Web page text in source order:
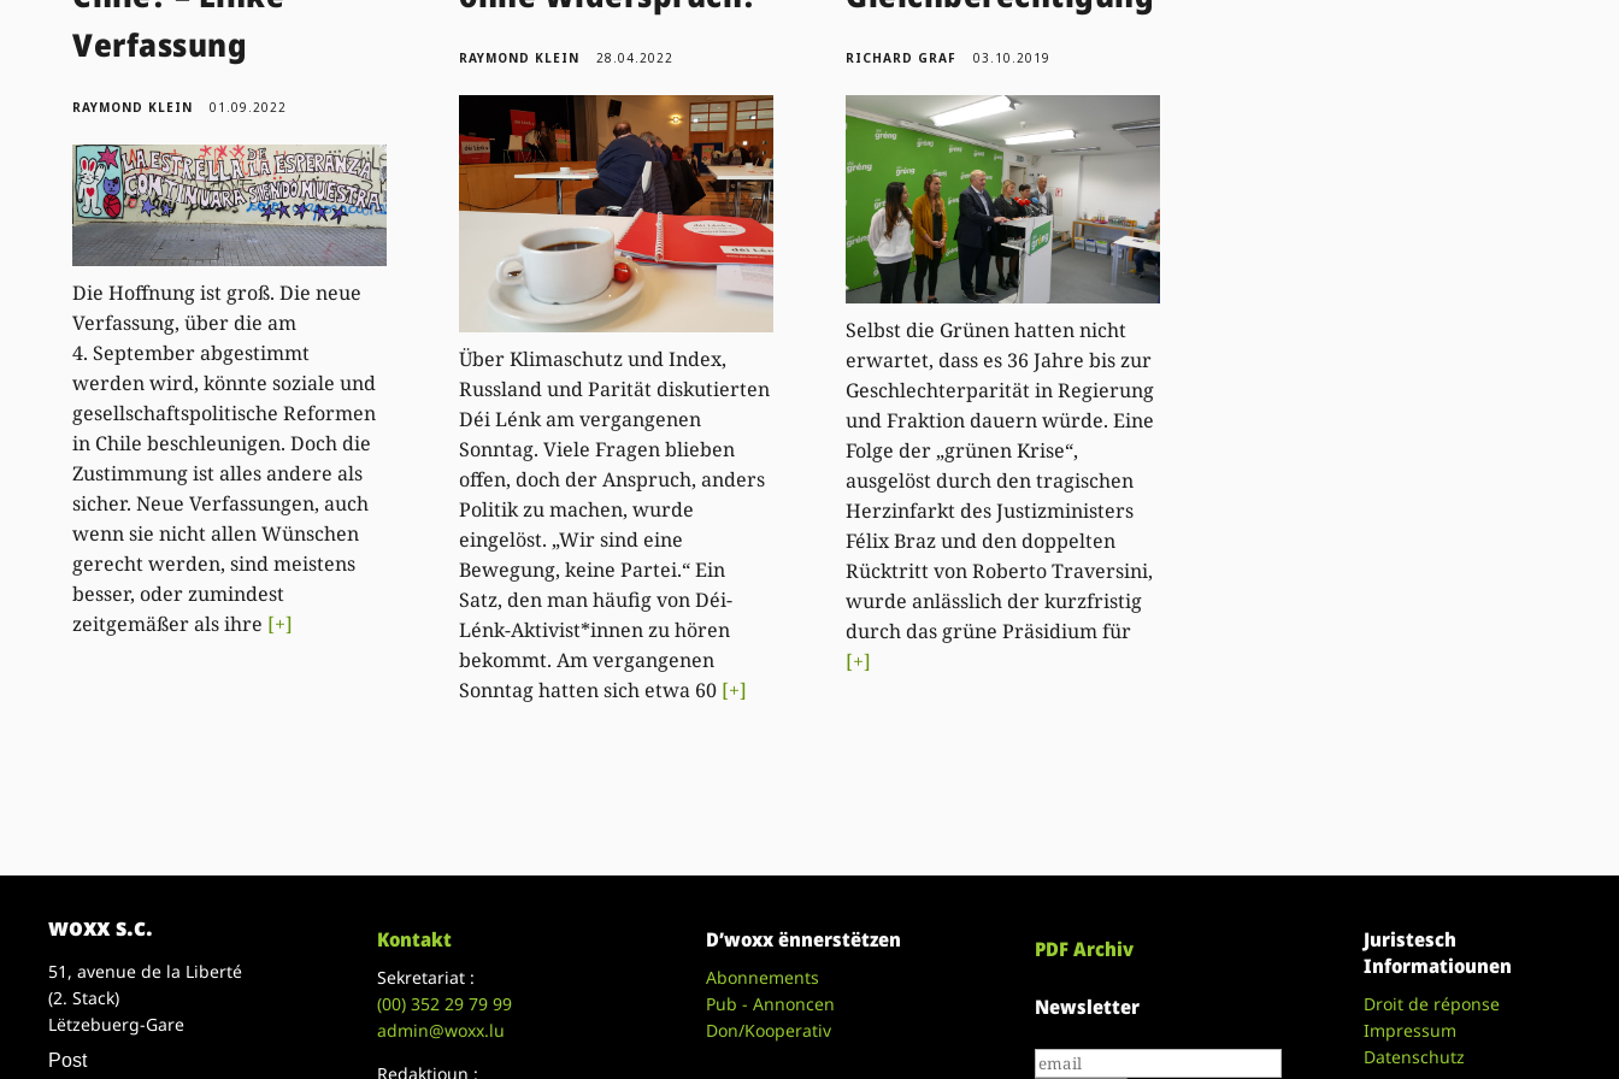
Verfassung
RAYMOND KLEIN 01.09.2022
Die Hoffnung ist groß. Die neue
Verfassung, über die am
4. September abgestimmt
werden wird, könnte soziale und
gesellschaftspolitische Reformen
in Chile beschleunigen. Doch die
Zustimmung ist alles andere als
sicher. Neue Verfassungen, auch
wenn sie nicht allen Wünschen
gerecht werden, sind meistens
besser, oder zumindest
zeitgemäßer als ihre [+]
RAYMOND KLEIN 28.04.2022
Über Klimaschutz und Index,
Russland und Parität diskutierten
Déi Lénk am vergangenen
Sonntag. Viele Fragen blieben
offen, doch der Anspruch, anders
Politik zu machen, wurde
eingelöst. „Wir sind eine
Bewegung, keine Partei.“ Ein
Satz, den man häufig von Déi-
Lénk-Aktivist*innen zu hören
bekommt. Am vergangenen
Sonntag hatten sich etwa 60 [+]
RICHARD GRAF 03.10.2019
Selbst die Grünen hatten nicht
erwartet, dass es 36 Jahre bis zur
Geschlechterparität in Regierung
und Fraktion dauern würde. Eine
Folge der „grünen Krise“,
ausgelöst durch den tragischen
Herzinfarkt des Justizministers
Félix Braz und den doppelten
Rücktritt von Roberto Traversini,
wurde anlässlich der kurzfristig
durch das grüne Präsidium für
[+]
woxx s.c.
51, avenue de la Liberté
(2. Stack)
Lëtzebuerg-Gare
Post
Kontakt
Sekretariat :
(00)352 29 79 99
admin@woxx.lu
Redaktioun :
D’woxx ënnerstëtzen
Abonnements
Pub - Annoncen
Don/Kooperativ
PDF Archiv
Newsletter
Juristesch
Informatiounen
Droit de réponse
Impressum
Datenschutz